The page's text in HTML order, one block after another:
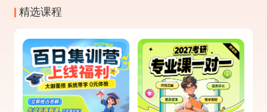
精选课程